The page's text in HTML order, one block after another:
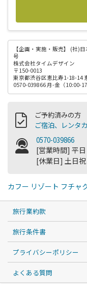
【企画・実施・販売】
(社)日
号
株式会社タイムデザイン
〒150-0013
東京都渋谷区恵比寿1-18-14
0570-039866 月-金（10:00-
ご予約済みの方
ご宿泊、レンタ
0570-039866
[営業時間] 平
[休業日] 土日
カフー リゾート フチャ
旅行業約款
旅行条件書
プライバシーポリシー
よくある質問